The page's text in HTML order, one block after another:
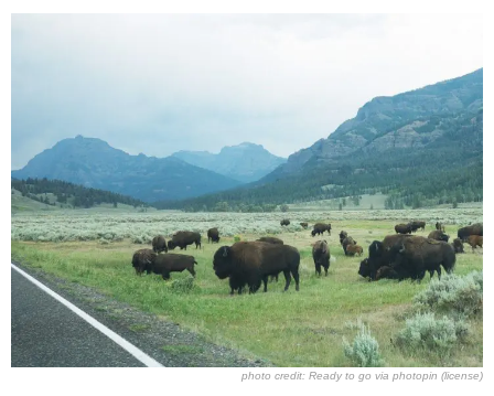
photo credit: Ready to go via photopin (license)